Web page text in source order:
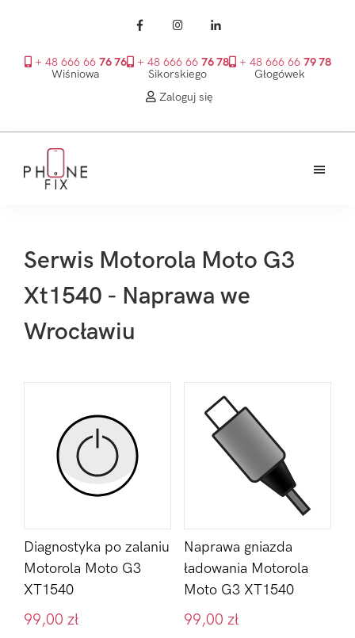
+ 48 666 66 76 76
Wiśniowa
+ 48 666 66 76 78
Sikorskiego
+ 48 666 66 79 78
Głogówek
Zaloguj się
głównego
Serwis Motorola Moto G3
Xt1540 - Naprawa we
Wrocławiu
Diagnostyka po zalaniu
Motorola Moto G3
XT1540
99,00 zł
Naprawa gniazda
ładowania Motorola
Moto G3 XT1540
99,00 zł